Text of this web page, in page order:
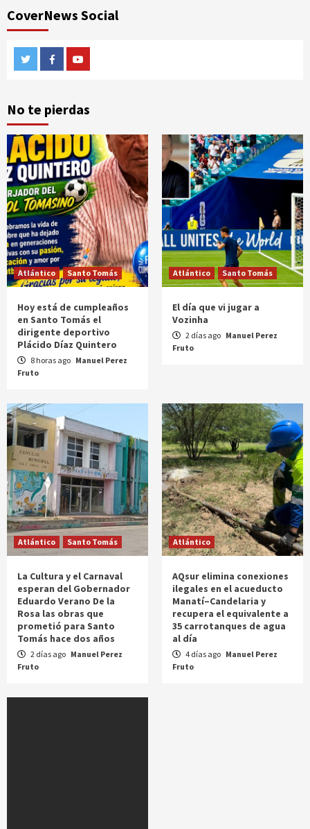
CoverNews Social
TwitterFacebook
No te pierdas
Atlántico Santo Tomás
Hoy está de cumpleaños
en Santo Tomás el
dirigente deportivo
Plácido Díaz Quintero
8 horas ago Manuel Perez
Fruto
Atlántico Santo Tomás
El día que vi jugar a
Vozinha
2 días ago Manuel Perez
Fruto
Atlántico Santo Tomás
La Cultura y el Carnaval
esperan del Gobernador
Eduardo Verano De la
Rosa las obras que
prometió para Santo
Tomás hace dos años
2 días ago Manuel Perez
Fruto
Atlántico
AQsur elimina conexiones
ilegales en el acueducto
Manatí–Candelaria y
recupera el equivalente a
35 carrotanques de agua
al día
4 días ago Manuel Perez
Fruto